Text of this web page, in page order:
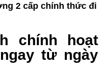
2 cấp chính thức đi
chính hoạt
từ ngày